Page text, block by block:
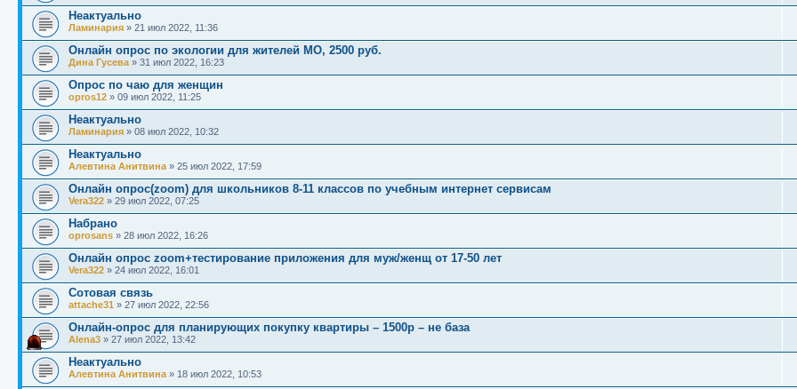
Неактуально
Ламинария » 21 июл 2022, 11:36
Онлайн опрос по экологии для жителей МО, 2500 руб.
Дина Гусева » 31 июл 2022, 16:23
Опрос по чаю для женщин
opros12 » 09 июл 2022, 11:25
Неактуально
Ламинария » 08 июл 2022, 10:32
Неактуально
Алевтина Анитвина » 25 июл 2022, 17:59
Онлайн опрос(zoom) для школьников 8-11 классов по учебным интернет сервисам
Vera322 » 29 июл 2022, 07:25
Набрано
oprosans » 28 июл 2022, 16:26
Онлайн опрос zoom+тестирование приложения для муж/женщ от 17-50 лет
Vera322 » 24 июл 2022, 16:01
Сотовая связь
attache31 » 27 июл 2022, 22:56
Онлайн-опрос для планирующих покупку квартиры – 1500р – не база
Alena3 » 27 июл 2022, 13:42
Неактуально
Алевтина Анитвина » 18 июл 2022, 10:53